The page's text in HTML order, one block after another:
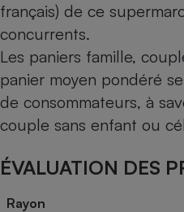
français) de ce
concurrents.
Les paniers famille,
panier moyen pondéré
de consommateurs, à
couple sans enfant ou
ÉVALUATION DES
Rayon